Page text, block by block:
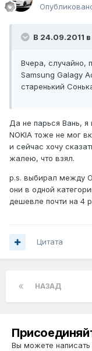
В 24.09.2011
Вчера, случайно,
Samsung Galagy
старенький
Да не парься Вань, я
NOKIA тоже не мог
и сейчас хочу
жалею, что взял.
p.s. выбирал между
они в одной
дешевле почти на 4
Цитата
НАЗАД
Вы можете написать